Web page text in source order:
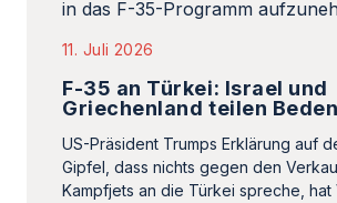
11. Juli 2026
F-35 an Türkei: Israel und
Griechenland teilen
US-Präsident Trumps Erklärung auf
Gipfel, dass nichts gegen den
Kampfjets an die Türkei spreche, hat